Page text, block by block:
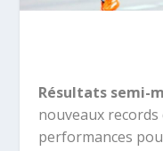
Résultats semi-
nouveaux records
performances